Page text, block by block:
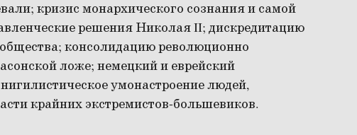
кризис монархического сознания и самой
решения Николая II; дискредитацию
консолидацию революционно
ложе; немецкий и еврейский
умонастроение людей,
крайних экстремистов-большевиков.